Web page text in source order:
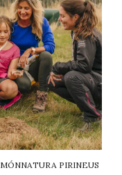
MÓNNATURA PIRINEUS